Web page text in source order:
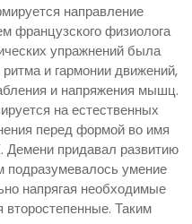
направление
французского физиолога
упражнений была
и гармонии движений,
и напряжения мышц.
на естественных
перед формой во имя
придавал развитию
подразумевалось умение
напрягая необходимые
Таким